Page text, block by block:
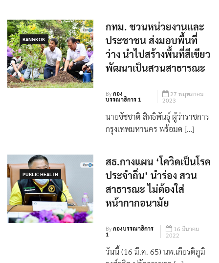
BANGKOK
กทม. ชวนหน่วยงานและ
ประชาชน ส่งมอบพื้นที่
ว่าง นำไปสร้างพื้นที่สีเขียว
พัฒนาเป็นสวนสาธารณะ
Byกอง
บรรณาธิการ 1
27 พฤษภาคม
2023
นายชัชชาติ สิทธิพันธุ์ ผู้ว่าราชการ
กรุงเทพมหานคร พร้อมด […]
PUBLIC HEALTH
สธ.กางแผน ‘โควิดเป็นโรค
ประจำถิ่น’ นำร่อง สวน
สาธารณะ ไม่ต้องใส่
หน้ากากอนามัย
Byกองบรรณาธิการ
1
16 มีนาคม
2022
วันนี้ (16 มี.ค. 65) นพ.เกียรติภูมิ